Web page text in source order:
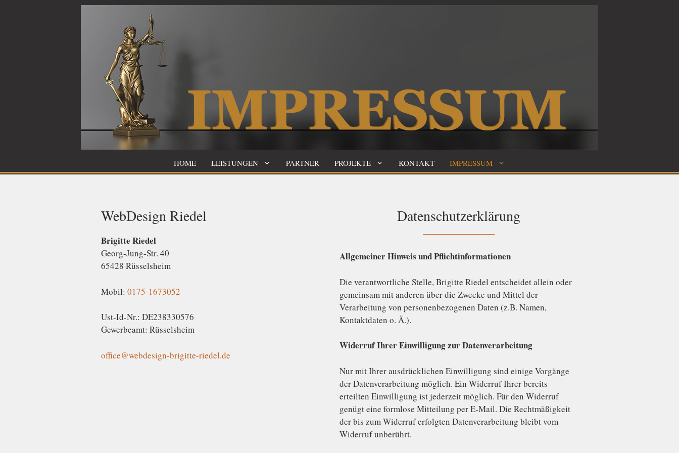
HOME LEISTUNGEN PARTNER PROJEKTE KONTAKT IMPRESSUM
WebDesign Riedel
Brigitte Riedel
Georg-Jung-Str. 40
65428 Rüsselsheim
Mobil: 0175-1673052
Ust-Id-Nr.: DE238330576
Gewerbeamt: Rüsselsheim
office@webdesign-brigitte-riedel.de
Datenschutzerklärung
Allgemeiner Hinweis und Pflichtinformationen
Die verantwortliche Stelle, Brigitte Riedel entscheidet allein oder
gemeinsam mit anderen über die Zwecke und Mittel der
Verarbeitung von personenbezogenen Daten (z.B. Namen,
Kontaktdaten o. Ä.).
Widerruf Ihrer Einwilligung zur Datenverarbeitung
Nur mit Ihrer ausdrücklichen Einwilligung sind einige Vorgänge
der Datenverarbeitung möglich. Ein Widerruf Ihrer bereits
erteilten Einwilligung ist jederzeit möglich. Für den Widerruf
genügt eine formlose Mitteilung per E-Mail. Die Rechtmäßigkeit
der bis zum Widerruf erfolgten Datenverarbeitung bleibt vom
Widerruf unberührt.